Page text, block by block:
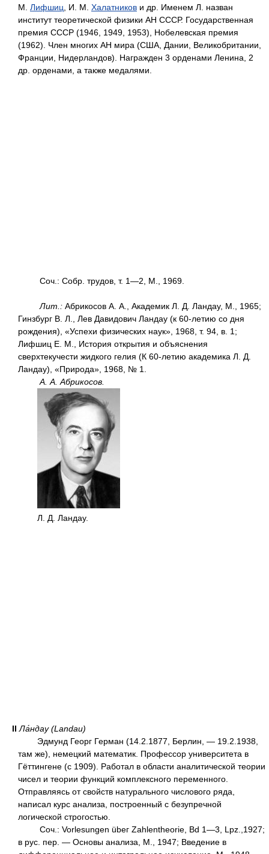
М. Лифшиц , И. М. Халатников и др. Именем Л. назван
институт теоретической физики АН СССР. Государственная
премия СССР (1946, 1949, 1953), Нобелевская премия
(1962). Член многих АН мира (США, Дании, Великобритании,
Франции, Нидерландов). Награжден 3 орденами Ленина, 2
др. орденами, а также медалями.
Соч.: Собр. трудов, т. 1—2, М., 1969.
Лит.: Абрикосов А. А., Академик Л. Д. Ландау, М., 1965;
Гинзбург В. Л., Лев Давидович Ландау (к 60-летию со дня
рождения), «Успехи физических наук», 1968, т. 94, в. 1;
Лифшиц Е. М., История открытия и объяснения
сверхтекучести жидкого гелия (К 60-летию академика Л. Д.
Ландау), «Природа», 1968, № 1.
А. А. Абрикосов.
Л. Д. Ландау.
II Ла́ндау (Landau)
Эдмунд Георг Герман (14.2.1877, Берлин, — 19.2.1938,
там же), немецкий математик. Профессор университета в
Гёттингене (с 1909). Работал в области аналитической теории
чисел и теории функций комплексного переменного.
Отправляясь от свойств натурального числового ряда,
написал курс анализа, построенный с безупречной
логической строгостью.
Соч.: Vorlesungen übeг Zahlentheorie, Bd 1—3, Lpz.,1927;
в рус. пер. — Основы анализа, М., 1947; Введение в